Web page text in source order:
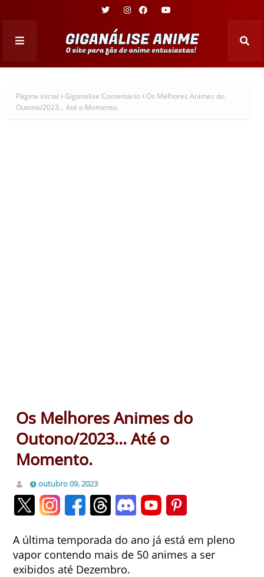
Página inicial Giganalise Comentário
Os Melhores Animes do
Outono/2023... Até o Momento.
Os Melhores Animes do
Outono/2023... Até o
Momento.
outubro 09, 2023
A última temporada do ano já está em pleno
vapor contendo mais de 50 animes a ser
exibidos até Dezembro.